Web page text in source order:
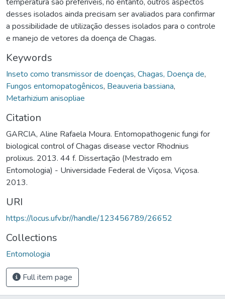
desses isolados ainda precisam ser avaliados para confirmar
a possibilidade de utilização desses isolados para o controle
e manejo de vetores da doença de Chagas.
Keywords
Inseto como transmissor de doenças, Chagas, Doença de,
Fungos entomopatogênicos, Beauveria bassiana,
Metarhizium anisopliae
Citation
GARCIA, Aline Rafaela Moura. Entomopathogenic fungi for
biological control of Chagas disease vector Rhodnius
prolixus. 2013. 44 f. Dissertação (Mestrado em
Entomologia) - Universidade Federal de Viçosa, Viçosa.
2013.
URI
https://locus.ufv.br//handle/123456789/26652
Collections
Entomologia
Full item page